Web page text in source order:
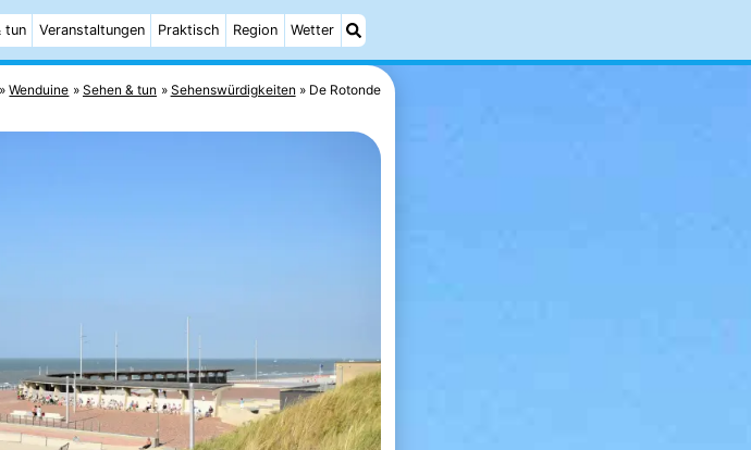
tun Veranstaltungen Praktisch Region Wetter
Wenduine Sehen & tun Sehenswürdigkeiten De Rotonde